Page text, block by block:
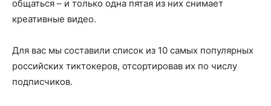
общаться – и только одна пятая из них снимает
креативные видео.
Для вас мы составили список из 10 самых популярных
российских тиктокеров, отсортировав их по числу
подписчиков.